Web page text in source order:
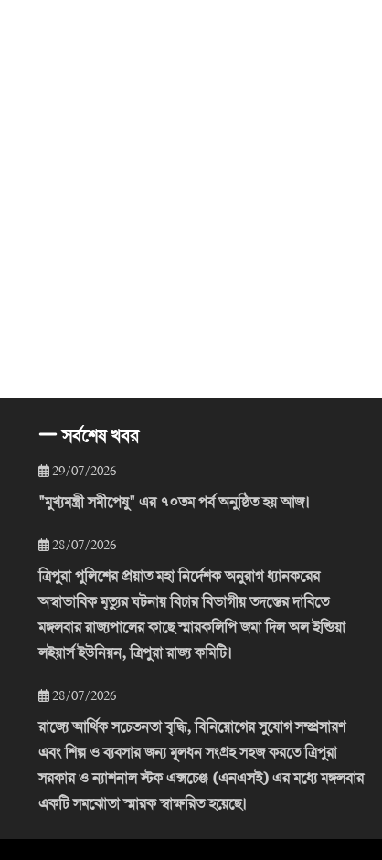
সর্বশেষ খবর
29/07/2026
"মুখ্যমন্ত্রী সমীপেষু" এর ৭০তম পর্ব অনুষ্ঠিত হয় আজ।
28/07/2026
ত্রিপুরা পুলিশের প্রয়াত মহা নির্দেশক অনুরাগ ধ্যানকরের
অস্বাভাবিক মৃত্যুর ঘটনায় বিচার বিভাগীয় তদন্তের দাবিতে
মঙ্গলবার রাজ্যপালের কাছে স্মারকলিপি জমা দিল অল ইন্ডিয়া
লইয়ার্স ইউনিয়ন, ত্রিপুরা রাজ্য কমিটি।
28/07/2026
রাজ্যে আর্থিক সচেতনতা বৃদ্ধি, বিনিয়োগের সুযোগ সম্প্রসারণ
এবং শিল্প ও ব্যবসার জন্য মূলধন সংগ্রহ সহজ করতে ত্রিপুরা
সরকার ও ন্যাশনাল স্টক এক্সচেঞ্জ (এনএসই) এর মধ্যে মঙ্গলবার
একটি সমঝোতা স্মারক স্বাক্ষরিত হয়েছে।